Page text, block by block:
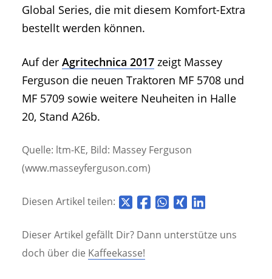
Global Series, die mit diesem Komfort-Extra
bestellt werden können.
Auf der Agritechnica 2017 zeigt Massey
Ferguson die neuen Traktoren MF 5708 und
MF 5709 sowie weitere Neuheiten in Halle
20, Stand A26b.
Quelle: ltm-KE, Bild: Massey Ferguson
(www.masseyferguson.com)
Diesen Artikel teilen:
Dieser Artikel gefällt Dir? Dann unterstütze uns
doch über die Kaffeekasse!